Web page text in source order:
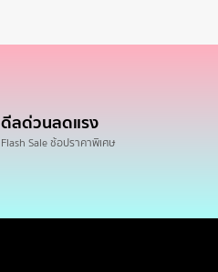
ดีลด่วนลดแรง
Flash Sale ช้อปราคาพิเศษ